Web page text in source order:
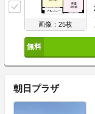
画像：25枚
朝日プラザ